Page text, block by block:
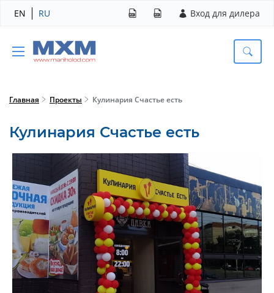
EN RU Вход для дилера
Главная Проекты Кулинария Счастье есть
Кулинария Счастье есть